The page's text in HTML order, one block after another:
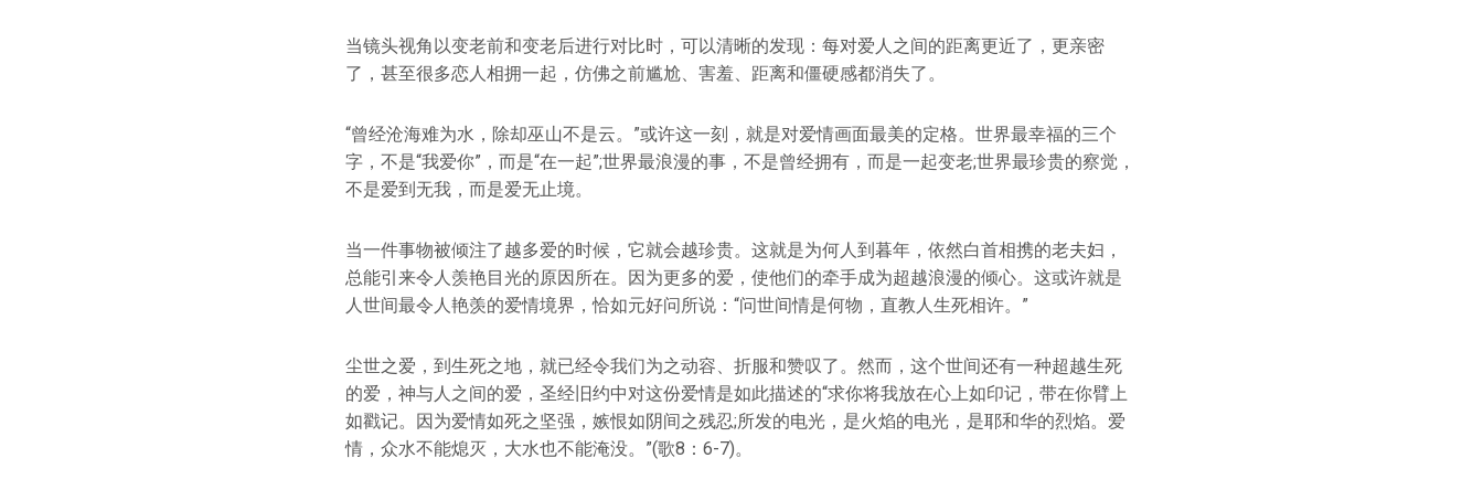
当镜头视角以变老前和变老后进行对比时，可以清晰的发现：每对爱人之间的距离更近了，更亲密
了，甚至很多恋人相拥一起，仿佛之前尴尬、害羞、距离和僵硬感都消失了。
“曾经沧海难为水，除却巫山不是云。”或许这一刻，就是对爱情画面最美的定格。世界最幸福的三个
字，不是“我爱你”，而是“在一起”;世界最浪漫的事，不是曾经拥有，而是一起变老;世界最珍贵的察觉，
不是爱到无我，而是爱无止境。
当一件事物被倾注了越多爱的时候，它就会越珍贵。这就是为何人到暮年，依然白首相携的老夫妇，
总能引来令人羡艳目光的原因所在。因为更多的爱，使他们的牵手成为超越浪漫的倾心。这或许就是
人世间最令人艳羡的爱情境界，恰如元好问所说：“问世间情是何物，直教人生死相许。”
尘世之爱，到生死之地，就已经令我们为之动容、折服和赞叹了。然而，这个世间还有一种超越生死
的爱，神与人之间的爱，圣经旧约中对这份爱情是如此描述的“求你将我放在心上如印记，带在你臂上
如戳记。因为爱情如死之坚强，嫉恨如阴间之残忍;所发的电光，是火焰的电光，是耶和华的烈焰。爱
情，众水不能熄灭，大水也不能淹没。”(歌8：6-7)。